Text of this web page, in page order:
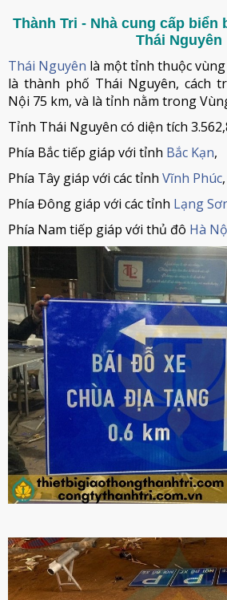
Thành Tri - Nhà cung cấp biển
Thái Nguyên
Thái Nguyên là một tỉnh thuộc
là thành phố Thái Nguyên, cách
Nội 75 km, và là tỉnh nằm trong
Tỉnh Thái Nguyên có diện tích
Phía Bắc tiếp giáp với tỉnh Bắc Kạn,
Phía Tây giáp với các tỉnh Vĩnh Phúc,
Phía Đông giáp với các tỉnh Lạng
Phía Nam tiếp giáp với thủ đô Hà